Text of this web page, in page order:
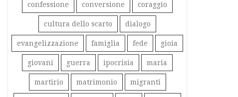
confessione conversione coraggio
cultura dello scarto dialogo
evangelizzazione famiglia fede gioia
giovani guerra ipocrisia maria
martirio matrimonio migranti